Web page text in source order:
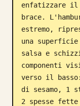
enfatizzare
brace.
estremo,
una
salsa e
componenti
verso il
di sesamo, 1
2 spesse